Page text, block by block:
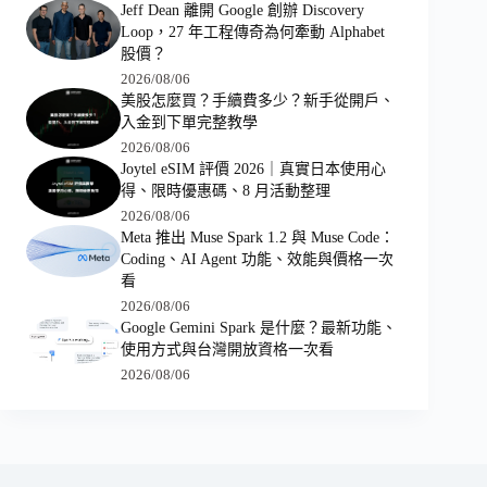
Jeff Dean 離開 Google 創辦 Discovery
Loop，27 年工程傳奇為何牽動 Alphabet
股價？
2026/08/06
美股怎麼買？手續費多少？新手從開戶、
入金到下單完整教學
2026/08/06
Joytel eSIM 評價 2026｜真實日本使用心
得、限時優惠碼、8 月活動整理
2026/08/06
Meta 推出 Muse Spark 1.2 與 Muse Code：
Coding、AI Agent 功能、效能與價格一次
看
2026/08/06
Google Gemini Spark 是什麼？最新功能、
使用方式與台灣開放資格一次看
2026/08/06